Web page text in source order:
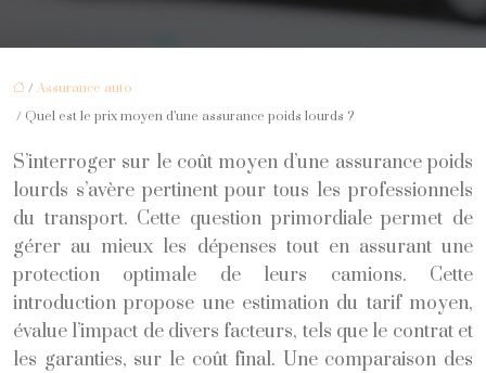
/ Assurance auto
/ Quel est le prix moyen d’une assurance poids lourds ?
S’interroger sur le coût moyen d’une assurance poids
lourds s’avère pertinent pour tous les professionnels
du transport. Cette question primordiale permet de
gérer au mieux les dépenses tout en assurant une
protection optimale de leurs camions. Cette
introduction propose une estimation du tarif moyen,
évalue l’impact de divers facteurs, tels que le contrat et
les garanties, sur le coût final. Une comparaison des